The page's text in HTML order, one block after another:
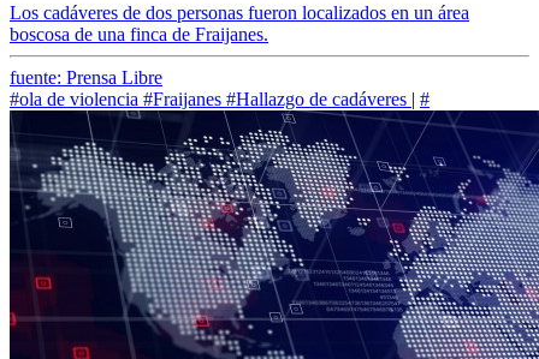
Los cadáveres de dos personas fueron localizados en un área
boscosa de una finca de Fraijanes.
fuente: Prensa Libre
#ola de violencia #Fraijanes #Hallazgo de cadáveres | #